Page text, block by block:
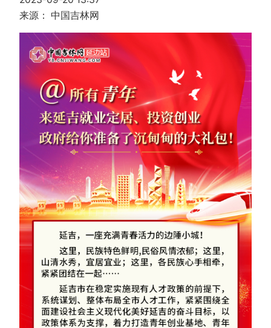
来源： 中国吉林网